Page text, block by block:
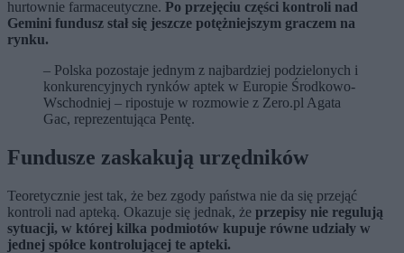
hurtownie farmaceutyczne. Po przejęciu części kontroli nad
Gemini fundusz stał się jeszcze potężniejszym graczem na
rynku.
– Polska pozostaje jednym z najbardziej podzielonych i
konkurencyjnych rynków aptek w Europie Środkowo-
Wschodniej – ripostuje w rozmowie z Zero.pl Agata
Gac, reprezentująca Pentę.
Fundusze zaskakują urzędników
Teoretycznie jest tak, że bez zgody państwa nie da się przejąć
kontroli nad apteką. Okazuje się jednak, że przepisy nie regulują
sytuacji, w której kilka podmiotów kupuje równe udziały w
jednej spółce kontrolującej te apteki.